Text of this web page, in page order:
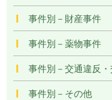
事件別－財産事件
事件別－薬物事件
事件別－交通違反
事件別－その他